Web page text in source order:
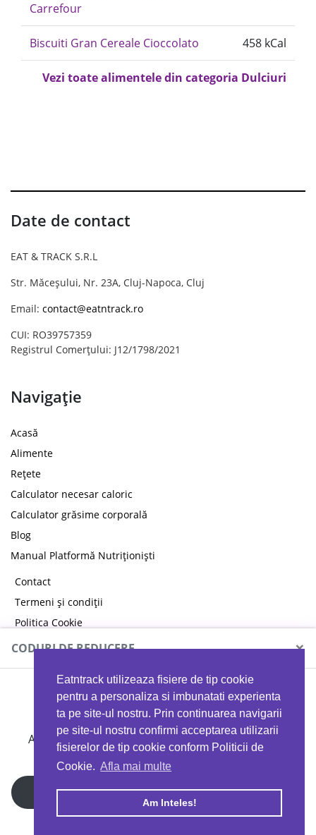
Eatntrack utilizeaza fisiere de tip cookie
pentru a personaliza si imbunatati experienta
ta pe site-ul nostru. Prin continuarea navigarii
pe site-ul nostru confirmi acceptarea utilizarii
fisierelor de tip cookie conform Politicii de
Cookie. Afla mai multe
Am Inteles!
Carrefour
Biscuiti Gran Cereale Cioccolato 458 kCal
Vezi toate alimentele din categoria Dulciuri
Date de contact
EAT & TRACK S.R.L
Str. Măceșului, Nr. 23A, Cluj-Napoca, Cluj
Email: contact@eatntrack.ro
CUI: RO39757359
Registrul Comerțului: J12/1798/2021
Navigație
Acasă
Alimente
Rețete
Calculator necesar caloric
Calculator grăsime corporală
Blog
Manual Platformă Nutriționiști
Contact
Termeni și condiții
Politica Cookie
Politica de confidențialitate
Copyright © 2026 EAT & TRACK S.R.L
CODURI DE REDUCERE ×
MYPROTEIN
Ai 40%reducere la orice comandă folosind codul
EATTRACK
Profită acum